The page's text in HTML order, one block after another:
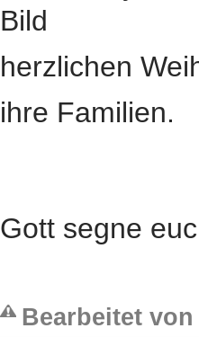
herzlichen
ihre Familien.
Gott segne
Bearbeitet von